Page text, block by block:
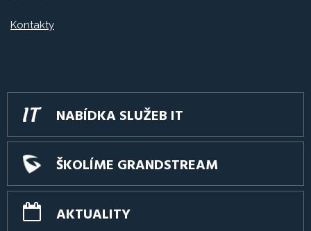
Kontakty
NABÍDKA SLUŽEB IT
ŠKOLÍME GRANDSTREAM
AKTUALITY